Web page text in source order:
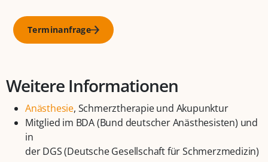
Terminanfrage
Weitere Informationen
Anästhesie, Schmerztherapie und Akupunktur
Mitglied im BDA (Bund deutscher Anästhesisten) und
in
der DGS (Deutsche Gesellschaft für Schmerzmedizin)